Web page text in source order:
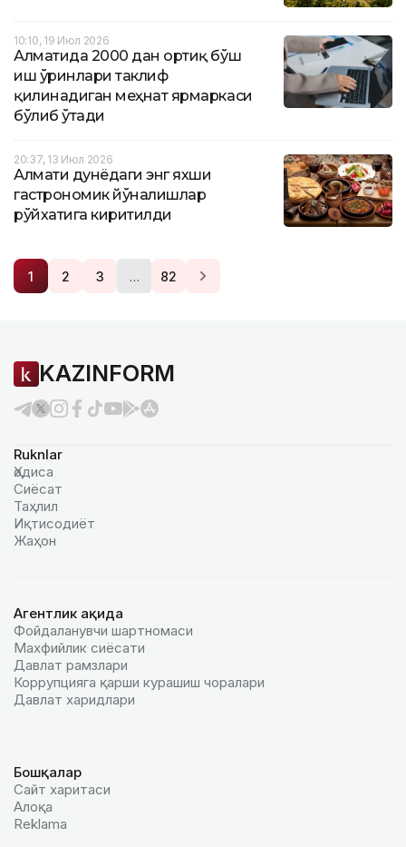
10:10, 19 Июл 2026
Алматида 2000 дан ортиқ бўш
иш ўринлари таклиф
қилинадиган меҳнат ярмаркаси
бўлиб ўтади
20:37, 13 Июл 2026
Алмати дунёдаги энг яхши
гастрономик йўналишлар
рўйхатига киритилди
1 2 3 … 82
KAZINFORM
Ruknlar
Ҳодиса
Сиёсат
Таҳлил
Иқтисодиёт
Жаҳон
Агентлик ҳақида
Фойдаланувчи шартномаси
Махфийлик сиёсати
Давлат рамзлари
Коррупцияга қарши курашиш чоралари
Давлат харидлари
Бошқалар
Сайт харитаси
Алоқа
Reklamа